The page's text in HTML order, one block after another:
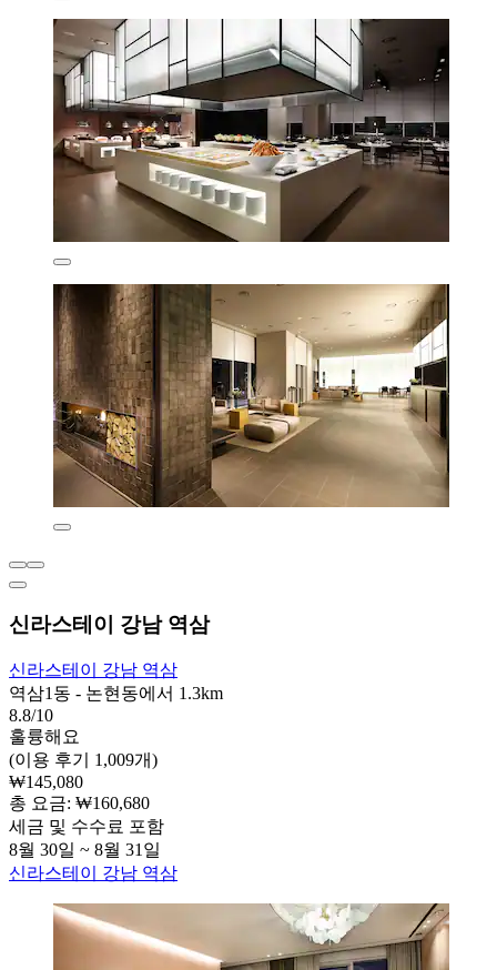
신라스테이 강남 역삼
신라스테이 강남 역삼
역삼1동 - 논현동에서 1.3km
8.8/10
훌륭해요
(이용 후기 1,009개)
₩145,080
총 요금: ₩160,680
세금 및 수수료 포함
8월 30일 ~ 8월 31일
신라스테이 강남 역삼